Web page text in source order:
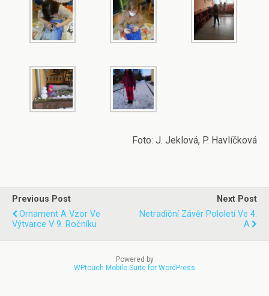
Foto: J. Jeklová, P. Havlíčková
Previous Post
Ornament A Vzor Ve
Výtvarce V 9. Ročníku
Next Post
Netradiční Závěr Pololetí Ve 4.
A
Powered by
WPtouch Mobile Suite for WordPress